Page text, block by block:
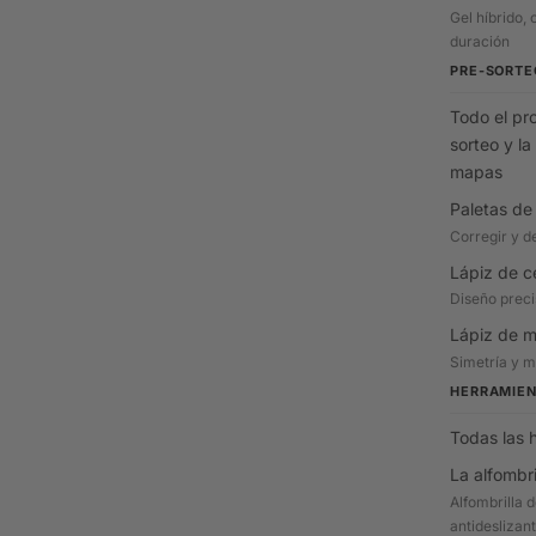
Gel híbrido,
duración
PRE-
Todo el
sorteo y
mapas
Paletas
Corregir y
Lápiz de
Diseño
Lápiz de
Simetría y
Todas las
La
Alfombrilla